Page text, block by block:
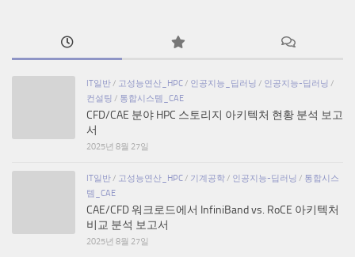
IT일반 / 고성능연산_HPC / 인공지능_딥러닝 / 인공지능-딥러닝 /
컨설팅 / 통합시스템_CAE
CFD/CAE 분야 HPC 스토리지 아키텍처 현황 분석 보고
서
2025년 8월 27일
IT일반 / 고성능연산_HPC / 기계공학 / 인공지능-딥러닝 / 통합시스
템_CAE
CAE/CFD 워크로드에서 InfiniBand vs. RoCE 아키텍처
비교 분석 보고서
2025년 8월 27일